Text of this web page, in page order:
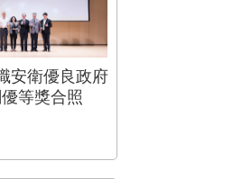
安衛優良政府
等獎合照